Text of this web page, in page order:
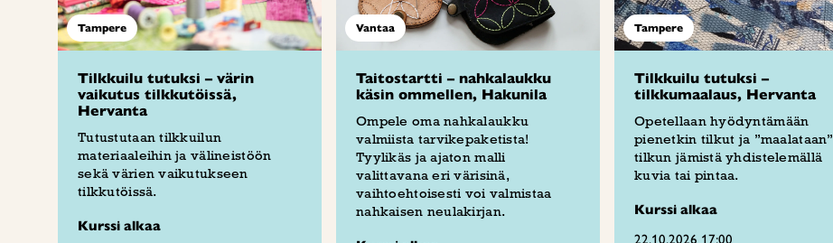
Tampere
Tilkkuilu tutuksi – värin
vaikutus tilkkutöissä,
Hervanta
Tutustutaan tilkkuilun
materiaaleihin ja välineistöön
sekä värien vaikutukseen
tilkkutöissä.
Kurssi alkaa
Vantaa
Taitostartti – nahkalaukku
käsin ommellen, Hakunila
Ompele oma nahkalaukku
valmiista tarvikepaketista!
Tyylikäs ja ajaton malli
valittavana eri värisinä,
vaihtoehtoisesti voi valmistaa
nahkaisen neulakirjan.
Tampere
Tilkkuilu tutuksi –
tilkkumaalaus, Hervanta
Opetellaan hyödyntämään
pienetkin tilkut ja ”maalataan”
tilkun jämistä yhdistelemällä
kuvia tai pintaa.
Kurssi alkaa
22.10.2026 17:00